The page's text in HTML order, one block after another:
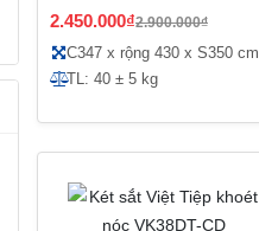
2.450.000₫2.900.000₫
C347 x rộng 430 x S350 cm
TL: 40 ± 5 kg